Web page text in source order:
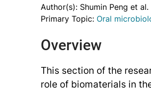
Author(s): Shumin Peng et al.
Primary Topic: Oral
Overview
This section of the
role of biomaterials in